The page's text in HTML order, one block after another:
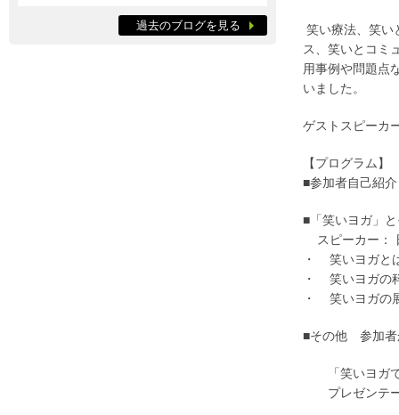
笑い療法、笑い
ス、笑いとコミ
用事例や問題点
いました。
ゲストスピー
【プログラム】
■参加者自己紹介
■「笑いヨガ」
スピーカー
・ 笑いヨガと
・ 笑いヨガの
・ 笑いヨガの
■その他 参加者
「笑いヨガで
プレゼンテ
過去のブログを見る